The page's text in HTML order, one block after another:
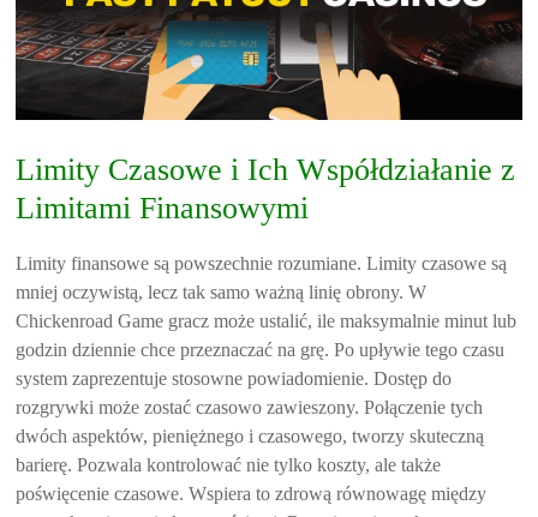
Limity Czasowe i Ich Współdziałanie z
Limitami Finansowymi
Limity finansowe są powszechnie rozumiane. Limity czasowe są
mniej oczywistą, lecz tak samo ważną linię obrony. W
Chickenroad Game gracz może ustalić, ile maksymalnie minut lub
godzin dziennie chce przeznaczać na grę. Po upływie tego czasu
system zaprezentuje stosowne powiadomienie. Dostęp do
rozgrywki może zostać czasowo zawieszony. Połączenie tych
dwóch aspektów, pieniężnego i czasowego, tworzy skuteczną
barierę. Pozwala kontrolować nie tylko koszty, ale także
poświęcenie czasowe. Wspiera to zdrową równowagę między